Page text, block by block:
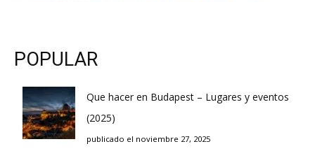
POPULAR
Que hacer en Budapest – Lugares y eventos
(2025)
publicado el noviembre 27, 2025